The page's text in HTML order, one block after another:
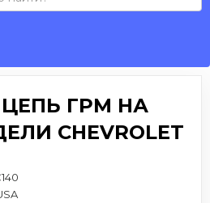
ГРМ НА
CHEVROLET